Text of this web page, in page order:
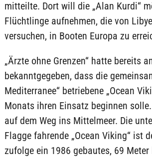
mitteilte. Dort will die „Alan Kurdi“
Flüchtlinge aufnehmen, die von
versuchen, in Booten Europa zu
„Ärzte ohne Grenzen“ hatte bereits
bekanntgegeben, dass die
Mediterranee“ betriebene „Ocean
Monats ihren Einsatz beginnen
auf dem Weg ins Mittelmeer. Die
Flagge fahrende „Ocean Viking“ ist
zufolge ein 1986 gebautes, 69 Meter